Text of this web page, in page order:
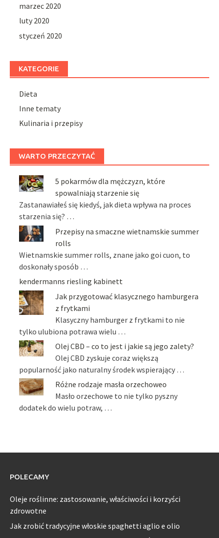
marzec 2020
luty 2020
styczeń 2020
KATEGORIE
Dieta
Inne tematy
Kulinaria i przepisy
WARTO PRZECZYTAĆ
5 pokarmów dla mężczyzn, które
spowalniają starzenie się
Zastanawiałeś się kiedyś, jak dieta wpływa na proces
starzenia się? …
Przepisy na smaczne wietnamskie summer
rolls
Wietnamskie summer rolls, znane jako goi cuon, to
doskonały sposób …
kendermanns riesling kabinett
Jak przygotować klasycznego hamburgera
z frytkami
Klasyczny hamburger z frytkami to nie
tylko ulubiona potrawa wielu …
Olej CBD – co to jest i jakie są jego zalety?
Olej CBD zyskuje coraz większą
popularność jako naturalny środek wspierający …
Różne rodzaje masła orzechoweo
Masło orzechowe to nie tylko pyszny
dodatek do wielu potraw, …
POLECAMY
Oleje roślinne: zastosowanie, właściwości i korzyści
zdrowotne
Jak zrobić tradycyjne włoskie spaghetti aglio e olio